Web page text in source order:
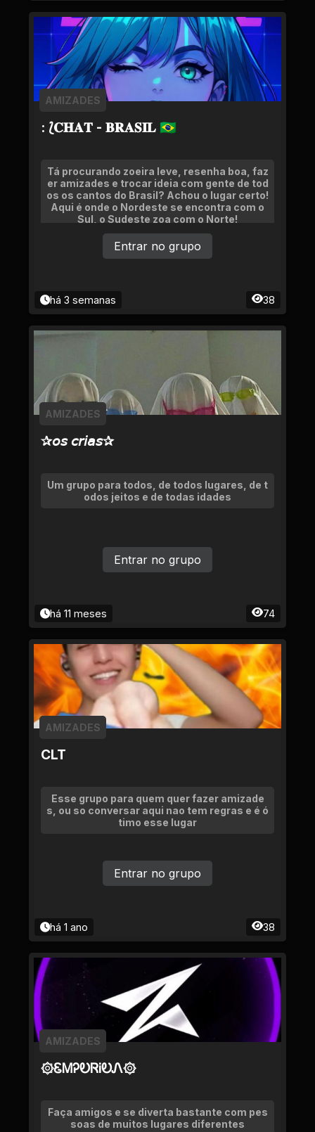
: ⟅𝐂𝐇𝐀𝐓 - 𝐁𝐑𝐀𝐒𝐈𝐋 🇧🇷
AMIZADES
Tá procurando zoeira leve, resenha boa, faz
er amizades e trocar ideia com gente de tod
os os cantos do Brasil? Achou o lugar certo!
Aqui é onde o Nordeste se encontra com o
Sul, o Sudeste zoa com o Norte!
há 3 semanas 38
Entrar no grupo
✰𝘰𝘴 𝘤𝘳𝘪𝘢𝘴✰
AMIZADES
Um grupo para todos, de todos lugares, de t
odos jeitos e de todas idades
há 11 meses 74
Entrar no grupo
CLT
AMIZADES
Esse grupo para quem quer fazer amizade
s, ou so conversar aqui nao tem regras e é ó
timo esse lugar
há 1 ano 38
Entrar no grupo
۞ᏋᎷᎮᎧᏒᎥᎧᏁ۞
AMIZADES
Faça amigos e se diverta bastante com pes
soas de muitos lugares diferentes